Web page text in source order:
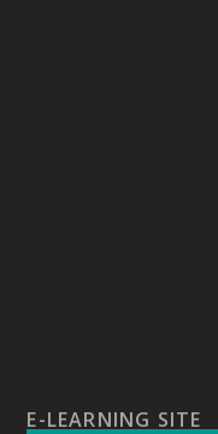
E-LEARNING SITE